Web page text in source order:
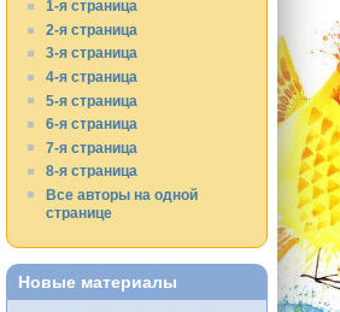
1-я страница
2-я страница
3-я страница
4-я страница
5-я страница
6-я страница
7-я страница
8-я страница
Все авторы на одной
странице
Новые материалы